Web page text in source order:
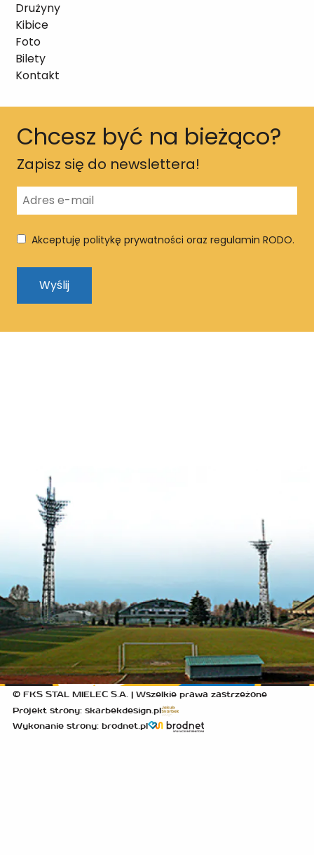
Drużyny
Kibice
Foto
Bilety
Kontakt
Chcesz być na bieżąco?
Zapisz się do newslettera!
Akceptuję politykę prywatności oraz regulamin RODO.
© FKS STAL MIELEC S.A. | Wszelkie prawa zastrzeżone
Projekt strony: skarbekdesign.pl
Wykonanie strony: brodnet.pl